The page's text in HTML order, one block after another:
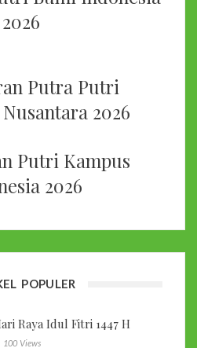
2026
Putra Putri
2026
Putri Kampus
2026
POPULER
Raya Idul Fitri 1447 H
100 Views